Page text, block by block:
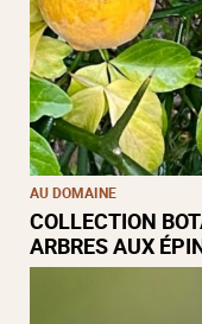
AU DOMAINE
COLLECTION
ARBRES AUX